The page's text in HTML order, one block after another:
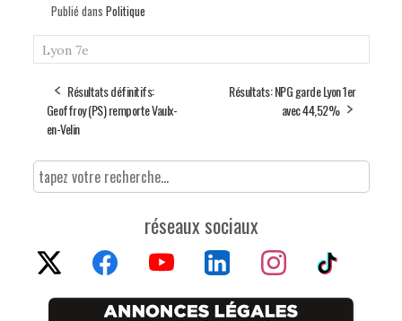
Publié dans Politique
Lyon 7e
Résultats définitifs:
Geoffroy (PS) remporte Vaulx-
en-Velin
Résultats: NPG garde Lyon 1er
avec 44,52%
réseaux sociaux